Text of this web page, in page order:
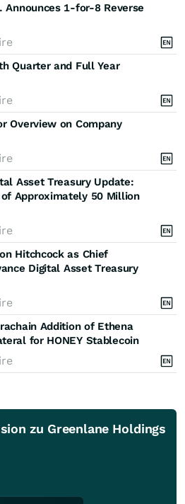
Announces 1-for-8 Reverse
Quarter and Full Year
Overview on Company
Asset Treasury Update:
Approximately 50 Million
Hitchcock as Chief
Digital Asset Treasury
Addition of Ethena
for HONEY Stablecoin
zu Greenlane Holdings